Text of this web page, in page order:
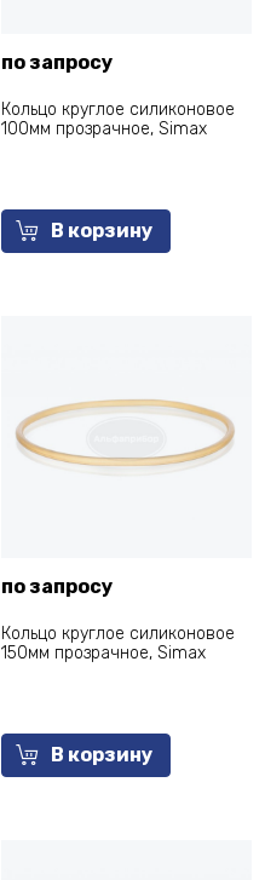
по запросу
Кольцо круглое силиконовое
100мм прозрачное, Simax
В корзину
по запросу
Кольцо круглое силиконовое
150мм прозрачное, Simax
В корзину